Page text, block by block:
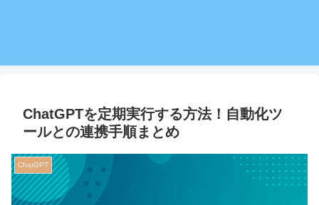
ChatGPTを定期実行する方法！自動化ツ
ールとの連携手順まとめ
ChatGPT